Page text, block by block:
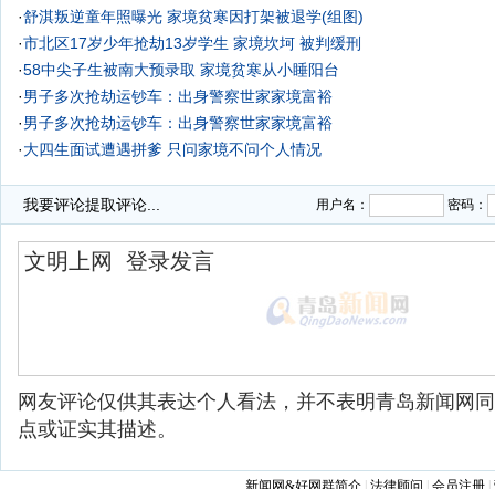
·舒淇叛逆童年照曝光 家境贫寒因打架被退学(组图)
·市北区17岁少年抢劫13岁学生 家境坎坷 被判缓刑
·58中尖子生被南大预录取 家境贫寒从小睡阳台
·男子多次抢劫运钞车：出身警察世家家境富裕
·男子多次抢劫运钞车：出身警察世家家境富裕
·大四生面试遭遇拼爹 只问家境不问个人情况
我要评论提取评论... 用户名： 密码：
网友评论仅供其表达个人看法，并不表明青岛新闻网
点或证实其描述。